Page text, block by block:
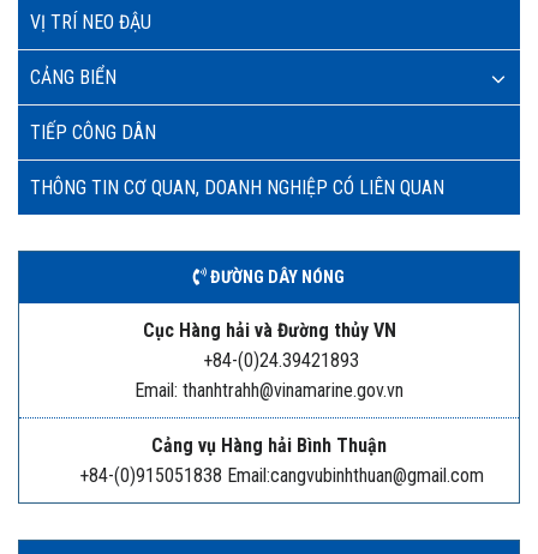
VỊ TRÍ NEO ĐẬU
CẢNG BIỂN
TIẾP CÔNG DÂN
THÔNG TIN CƠ QUAN, DOANH NGHIỆP CÓ LIÊN QUAN
ĐƯỜNG DÂY NÓNG
Cục Hàng hải và Đường thủy VN
+84-(0)24.39421893
Email: thanhtrahh@vinamarine.gov.vn
Cảng vụ Hàng hải Bình Thuận
+84-(0)915051838 Email:cangvubinhthuan@gmail.com